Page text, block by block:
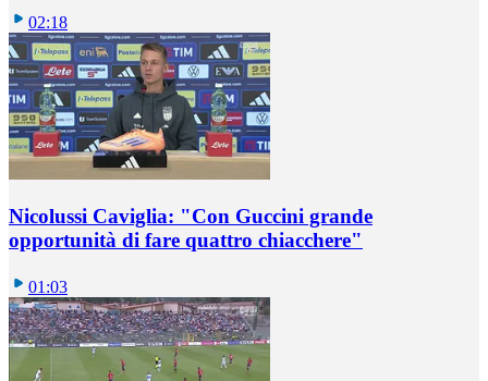
02:18
Nicolussi Caviglia: "Con Guccini grande
opportunità di fare quattro chiacchere"
01:03